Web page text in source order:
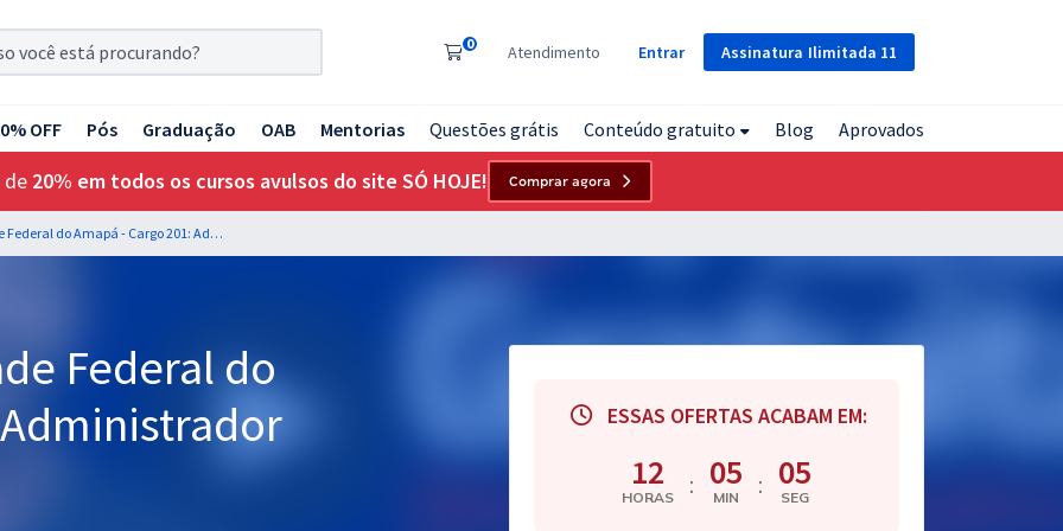
Assinatura Ilimitada 11
0 Atendimento Entrar
OFF Pós Graduação OAB Mentorias Questões grátis Conteúdo gratuito Blog Aprovados
de 20% em todos os cursos avulsos do site SÓ HOJE! Comprar agora
UNIFAP - Universidade Federal do Amapá - Cargo 201: Administrador
Federal do
ESSAS OFERTAS ACABAM EM:
12
HORAS : 05
MIN : 04
SEG